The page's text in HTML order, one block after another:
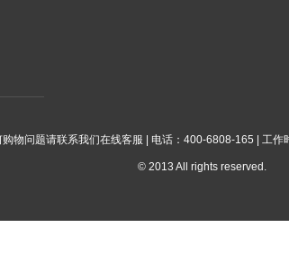
购物问题请联系我们在线客服 | 电话：400-6808-165 | 工
© 2013 All rights reserved.